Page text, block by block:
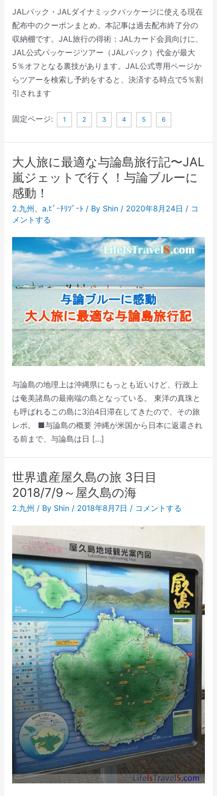
JALパック・JALダイナミックパッケージに使える現在
配布中のクーポンまとめ。本記事は過去配布終了分の
収納棚です。JAL旅行の得術：JALカード会員向けに、
JAL公式パッケージツアー（JALパック）代金が最大
5％オフとなる裏技があります。JAL公式専用ページか
らツアーを検索し予約をすると、決済する時点で5％割
引されます
固定ページ: 1 2 3 4 5 6
大人旅に最適な与論島旅行記〜JAL
嵐ジェットで行く！与論ブルーに
感動！
2.九州 、 a.ﾋﾞｰﾁﾘｿﾞｰﾄ / By Shin / 2020年8月24日 / コ
メントする
与論島の地理上は沖縄県にもっとも近いけど、行政上
は奄美諸島の最南端の島となっている。 東洋の真珠と
も呼ばれるこの島に3泊4日滞在してきたので、その旅
レポ。 ■与論島の概要 沖縄が米国から日本に返還され
る前まで、与論島は日 […]
世界遺産屋久島の旅 3日目
2018/7/9～屋久島の海
2.九州 / By Shin / 2018年8月7日 / コメントする